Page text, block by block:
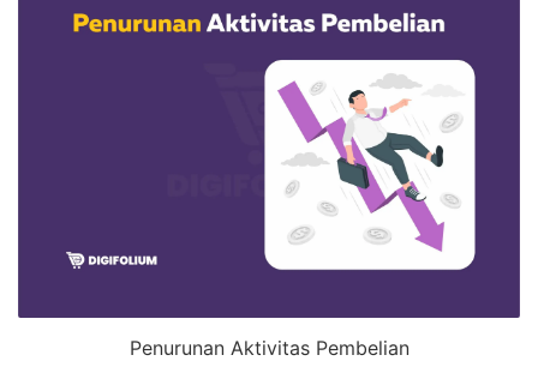
Penurunan Aktivitas Pembelian